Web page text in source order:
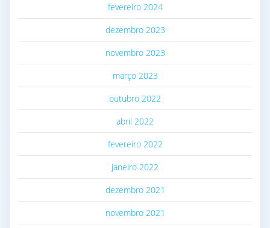
fevereiro 2024
dezembro 2023
novembro 2023
março 2023
outubro 2022
abril 2022
fevereiro 2022
janeiro 2022
dezembro 2021
novembro 2021